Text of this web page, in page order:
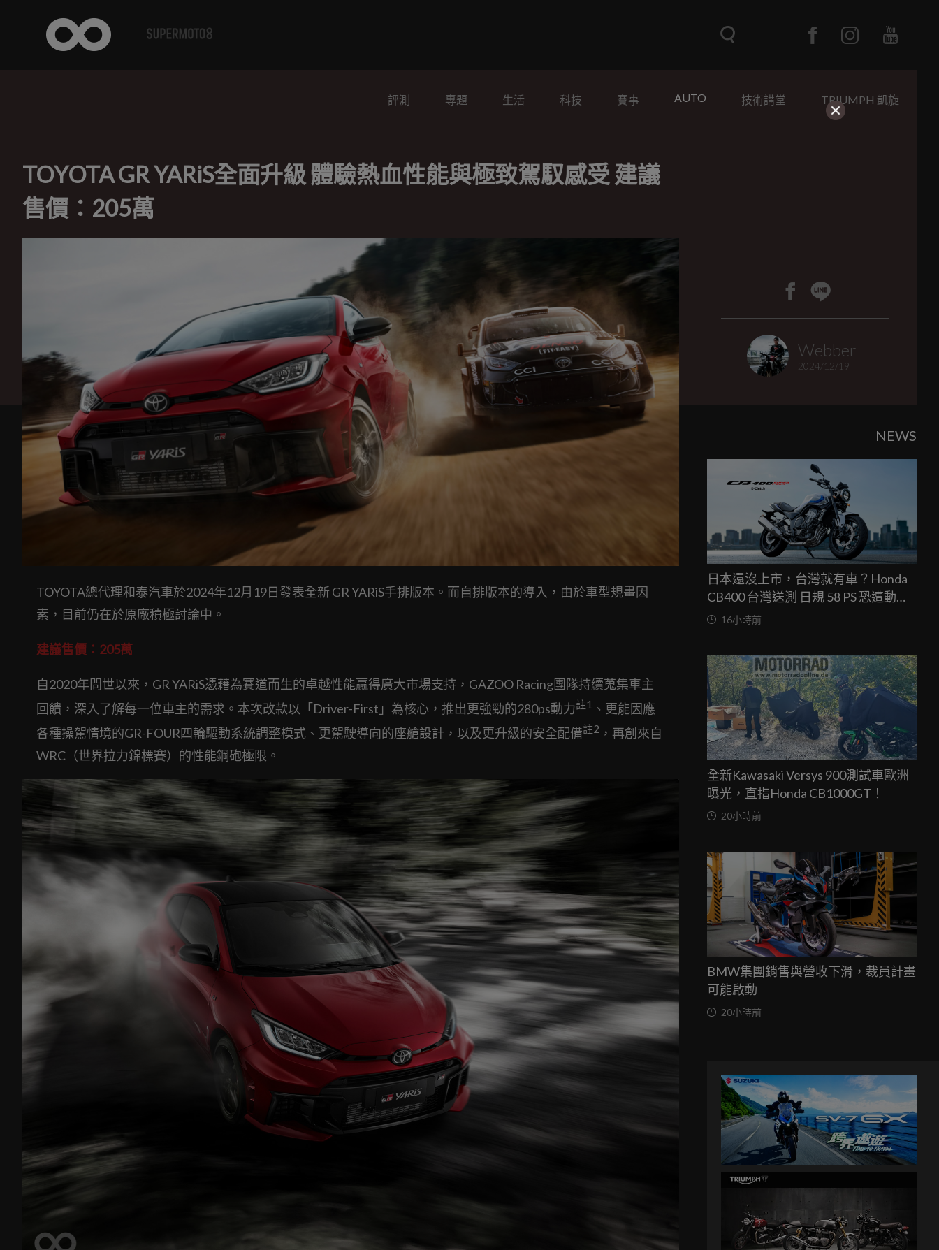
評測 專題 生活 科技 賽事 AUTO 技術講堂 TRIUMPH 凱旋
TOYOTA GR YARiS全面升級 體驗熱血性能與極致駕馭感受 建議
售價：205萬
Webber
2024/12/19
TOYOTA總代理和泰汽車於2024年12月19日發表全新 GR YARiS手排版本。而自排版本的導入，由於車型規畫因
素，目前仍在於原廠積極討論中。
建議售價：205萬
自2020年問世以來，GR YARiS憑藉為賽道而生的卓越性能贏得廣大市場支持，GAZOO Racing團隊持續蒐集車主
回饋，深入了解每一位車主的需求。本次改款以「Driver-First」為核心，推出更強勁的280ps動力註1 、更能因應
各種操駕情境的GR-FOUR四輪驅動系統調整模式、更駕駛導向的座艙設計，以及更升級的安全配備註2 ，再創來自
WRC（世界拉力錦標賽）的性能鋼砲極限。
NEWS
日本還沒上市，台灣就有車？Honda
CB400 台灣送測 日規 58 PS 恐遭動力
限制16小時前
全新Kawasaki Versys 900測試車歐洲
曝光，直指Honda CB1000GT！
20小時前
BMW集團銷售與營收下滑，裁員計畫
可能啟動
20小時前